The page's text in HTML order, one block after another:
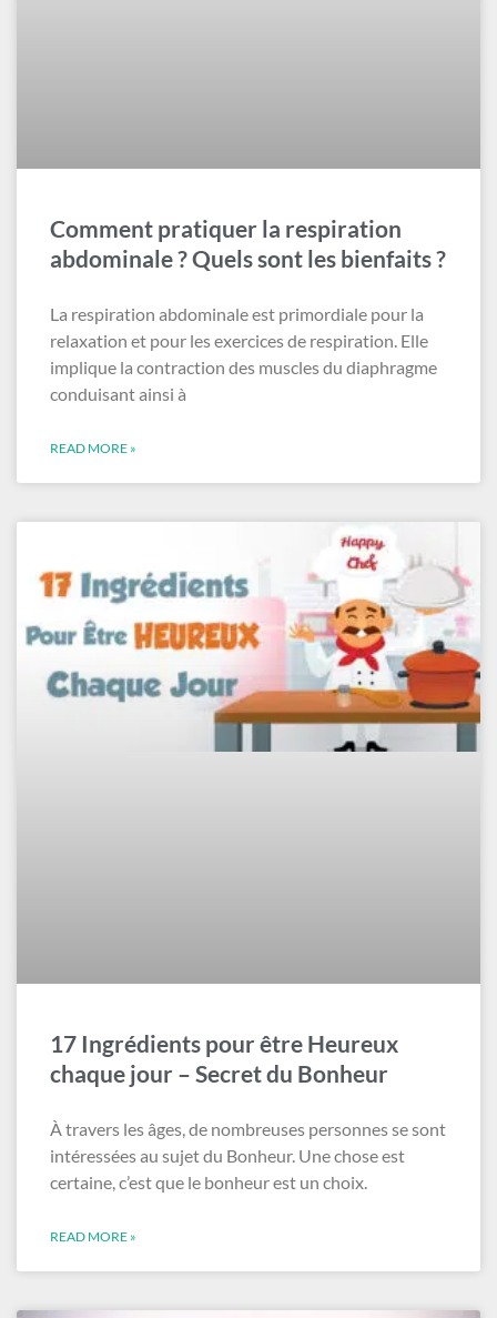
Comment pratiquer la respiration
abdominale ? Quels sont les bienfaits ?
La respiration abdominale est primordiale pour la
relaxation et pour les exercices de respiration. Elle
implique la contraction des muscles du diaphragme
conduisant ainsi à
READ MORE »
17 Ingrédients pour être Heureux
chaque jour – Secret du Bonheur
À travers les âges, de nombreuses personnes se sont
intéressées au sujet du Bonheur. Une chose est
certaine, c’est que le bonheur est un choix.
READ MORE »